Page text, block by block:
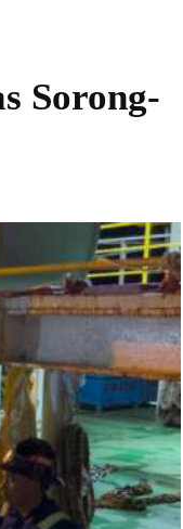
Sorong-